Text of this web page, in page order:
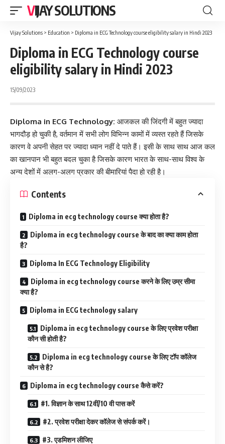
VIJAY SOLUTIONS
Vijay Solutions > Education > Diploma in ECG Technology course eligibility salary in Hindi 2023
Diploma in ECG Technology course
eligibility salary in Hindi 2023
15/09/2023
Diploma in ECG Technology: आजकल की जिंदगी में बहुत ज्यादा
भागदौड़ हो चुकी है, वर्तमान में सभी लोग विभिन्न कामों में व्यस्त रहते हैं जिसके
कारण वे अपनी सेहत पर ज्यादा ध्यान नहीं दे पाते हैं। इसी के साथ साथ आज कल
का खानपान भी बहुत बदल चुका है जिसके कारण भारत के साथ-साथ विश्व के
अन्य देशों में अलग-अलग प्रकार की बीमारियां पैदा हो रही है।
Contents
Diploma in ecg technology course क्या होता है?
Diploma in ecg technology course के बाद का क्या काम होता
है?
Diploma In ECG Technology Eligibility
Diploma in ecg technology course करने के लिए उम्र सीमा
क्या है?
Diploma in ECG technology salary
Diploma in ecg technology course के लिए प्रवेश परीक्षा
कौन सी होती है?
Diploma in ecg technology course के लिए टॉप कॉलेज
कौन से है?
Diploma in ecg technology course कैसे करें?
#1. विज्ञान के साथ 12वीं/10 वी पास करें
#2. प्रवेश परीक्षा देकर कॉलेज से संपर्क करें।
#3. एडमिशन लीजिए